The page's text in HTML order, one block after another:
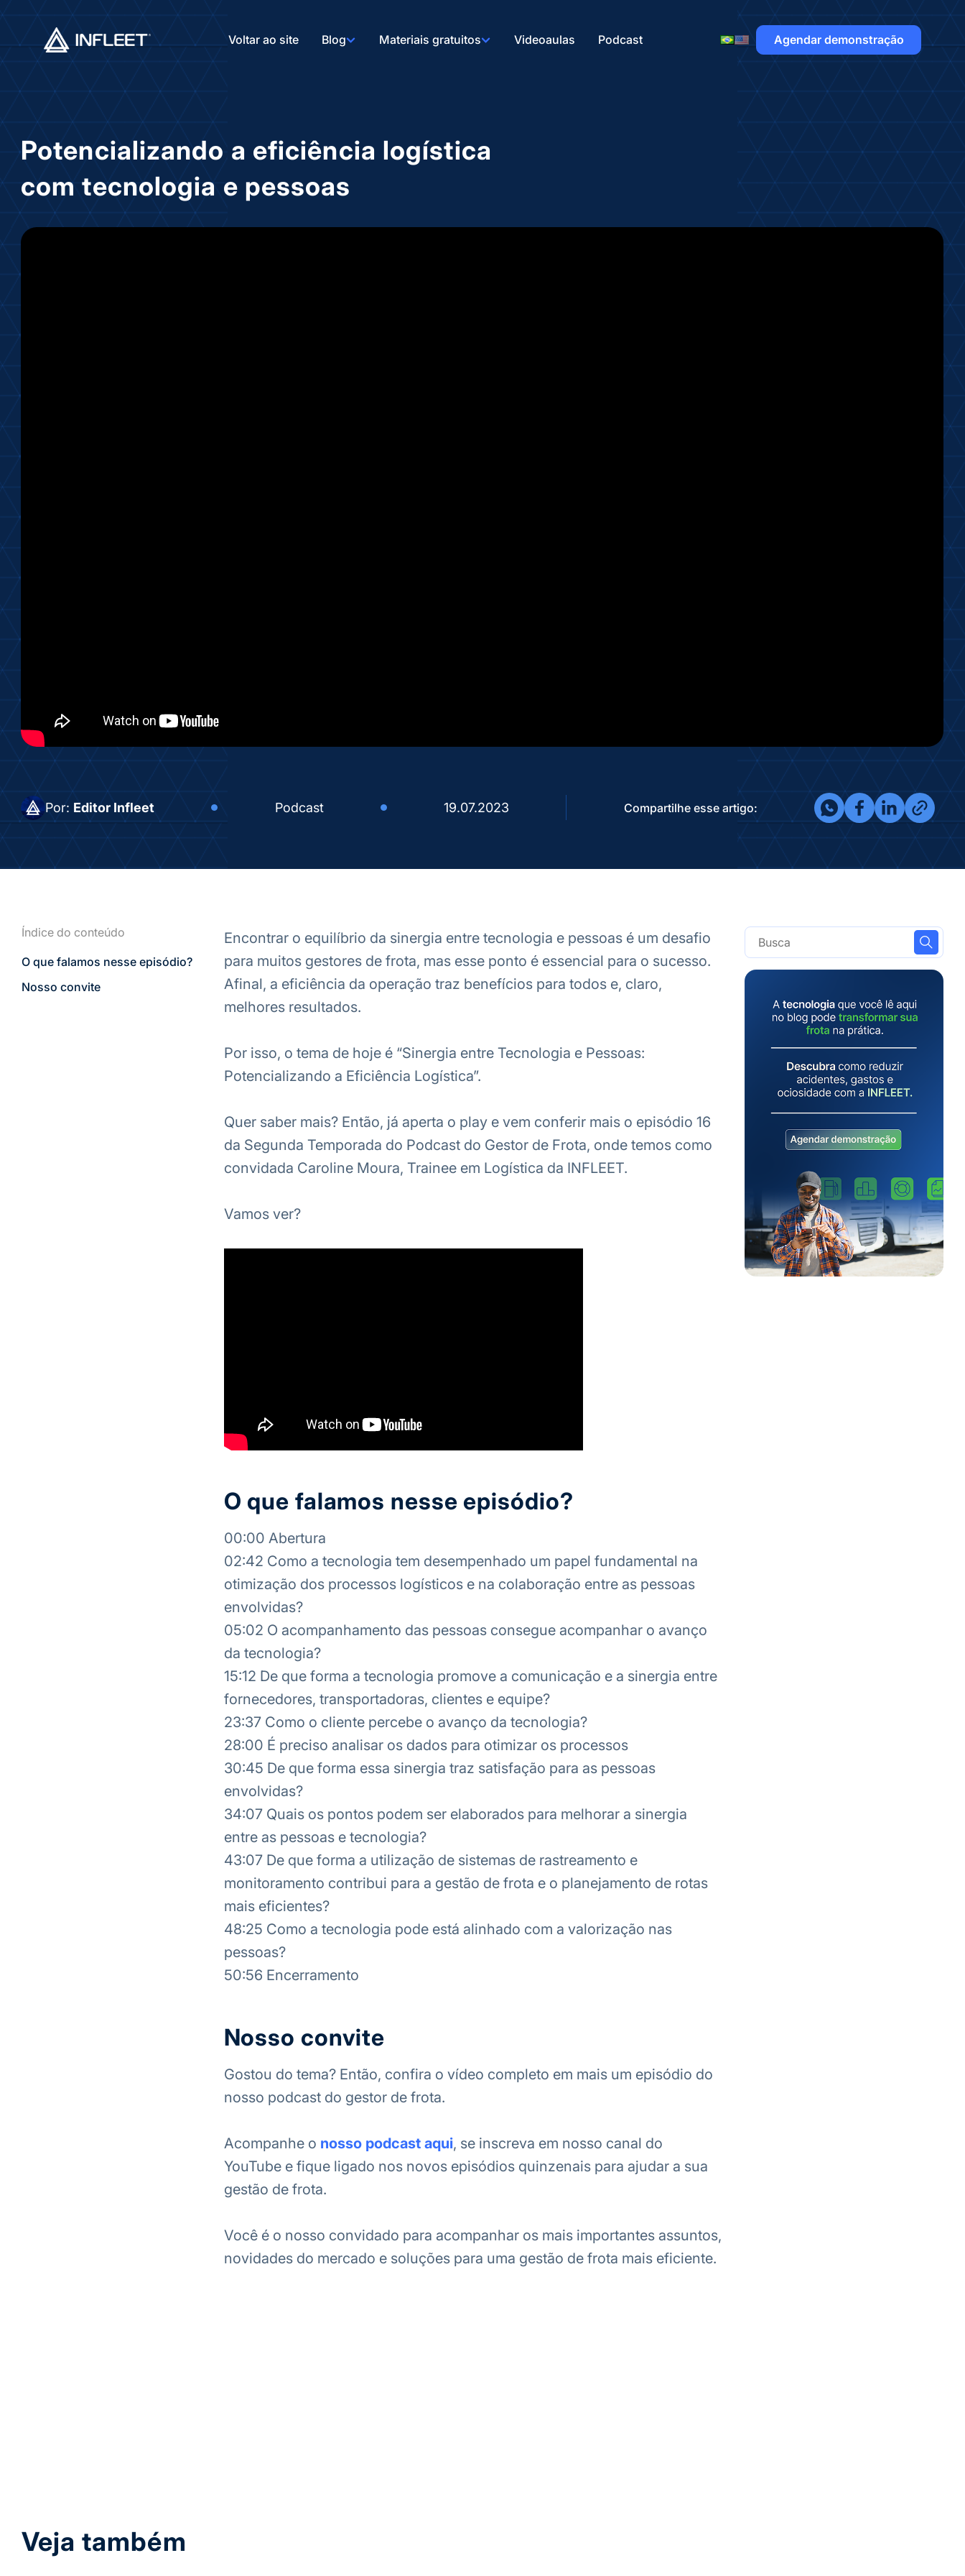
Voltar ao site Blog Materiais gratuitos Videoaulas Podcast Agendar demonstração
Potencializando a eficiência logística
com tecnologia e pessoas
Por: Editor Infleet Podcast 19.07.2023 Compartilhe esse artigo:
Índice do conteúdo
O que falamos nesse episódio?
Nosso convite
Encontrar o equilíbrio da sinergia entre tecnologia e pessoas é um desafio
para muitos gestores de frota, mas esse ponto é essencial para o sucesso.
Afinal, a eficiência da operação traz benefícios para todos e, claro,
melhores resultados.
Por isso, o tema de hoje é “Sinergia entre Tecnologia e Pessoas:
Potencializando a Eficiência Logística”.
Quer saber mais? Então, já aperta o play e vem conferir mais o episódio 16
da Segunda Temporada do Podcast do Gestor de Frota, onde temos como
convidada Caroline Moura, Trainee em Logística da INFLEET.
Vamos ver?
O que falamos nesse episódio?
00:00 Abertura
02:42 Como a tecnologia tem desempenhado um papel fundamental na
otimização dos processos logísticos e na colaboração entre as pessoas
envolvidas?
05:02 O acompanhamento das pessoas consegue acompanhar o avanço
da tecnologia?
15:12 De que forma a tecnologia promove a comunicação e a sinergia entre
fornecedores, transportadoras, clientes e equipe?
23:37 Como o cliente percebe o avanço da tecnologia?
28:00 É preciso analisar os dados para otimizar os processos
30:45 De que forma essa sinergia traz satisfação para as pessoas
envolvidas?
34:07 Quais os pontos podem ser elaborados para melhorar a sinergia
entre as pessoas e tecnologia?
43:07 De que forma a utilização de sistemas de rastreamento e
monitoramento contribui para a gestão de frota e o planejamento de rotas
mais eficientes?
48:25 Como a tecnologia pode está alinhado com a valorização nas
pessoas?
50:56 Encerramento
Nosso convite
Gostou do tema? Então, confira o vídeo completo em mais um episódio do
nosso podcast do gestor de frota.
Acompanhe o nosso podcast aqui, se inscreva em nosso canal do
YouTube e fique ligado nos novos episódios quinzenais para ajudar a sua
gestão de frota.
Você é o nosso convidado para acompanhar os mais importantes assuntos,
novidades do mercado e soluções para uma gestão de frota mais eficiente.
Veja também